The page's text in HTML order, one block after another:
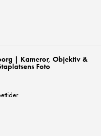
| Kameror, Objektiv &
Foto